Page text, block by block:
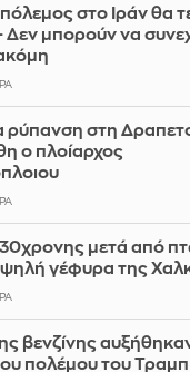
στο Ιράν θα
Δεν μπορούν να
ρύπανση στη
ο πλοίαρχος
μετά από
γέφυρα της
βενζίνης
πολέμου του